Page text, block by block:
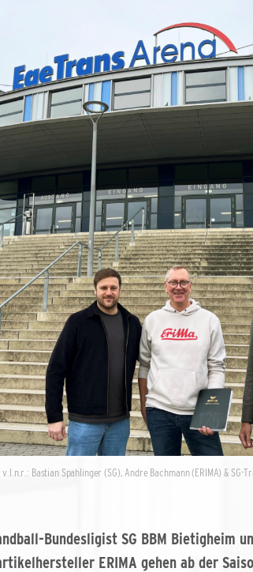
v.l.n.r.: Bastian Spahlinger (SG), Andre Bachmann (ERIMA) & SG-
Bundesligist SG BBM Bietigheim
ERIMA gehen ab der